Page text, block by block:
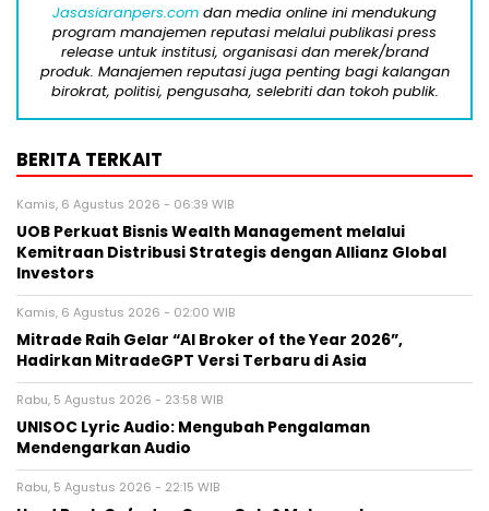
Jasasiaranpers.com dan media online ini mendukung
program manajemen reputasi melalui publikasi press
release untuk institusi, organisasi dan merek/brand
produk. Manajemen reputasi juga penting bagi kalangan
birokrat, politisi, pengusaha, selebriti dan tokoh publik.
BERITA TERKAIT
Kamis, 6 Agustus 2026 - 06:39 WIB
UOB Perkuat Bisnis Wealth Management melalui
Kemitraan Distribusi Strategis dengan Allianz Global
Investors
Kamis, 6 Agustus 2026 - 02:00 WIB
Mitrade Raih Gelar “AI Broker of the Year 2026”,
Hadirkan MitradeGPT Versi Terbaru di Asia
Rabu, 5 Agustus 2026 - 23:58 WIB
UNISOC Lyric Audio: Mengubah Pengalaman
Mendengarkan Audio
Rabu, 5 Agustus 2026 - 22:15 WIB